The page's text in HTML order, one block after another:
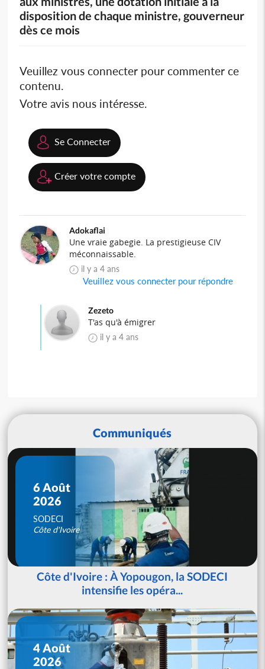
disposition de chaque ministre, gouverneur
dès ce mois
Veuillez vous connecter pour commenter ce
contenu.
Votre avis nous intéresse.
Se Connecter
Créer votre compte
Adokaflai
Une vraie gabegie. La prestigieuse CIV
méconnaissable.
il y a 4 ans
Veuillez vous connecter pour répondre
Zezeto
T'as qu'à émigrer
il y a 4 ans
Communiqués
6 Août
2026
SODECI
Côte d'Ivoire
Côte d'Ivoire : À Yopougon, la SODECI
intensifie les opéra...
4 Août
2026